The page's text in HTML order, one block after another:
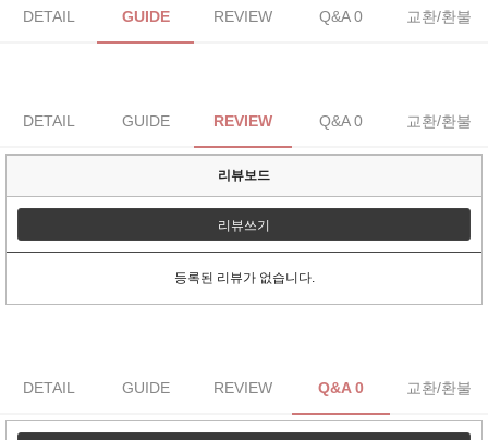
DETAIL GUIDE REVIEW Q&A 0 교환/환불
DETAIL GUIDE REVIEW Q&A 0 교환/환불
리뷰보드
리뷰쓰기
등록된 리뷰가 없습니다.
DETAIL GUIDE REVIEW Q&A 0 교환/환불